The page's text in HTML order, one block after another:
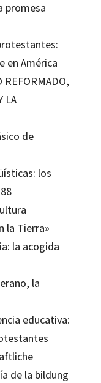
promesa
en América
REFORMADO,
LA
de
los
la Tierra»
la acogida
la
educativa:
de la bildung